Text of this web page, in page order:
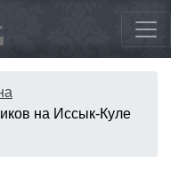
на Иссык-Куле